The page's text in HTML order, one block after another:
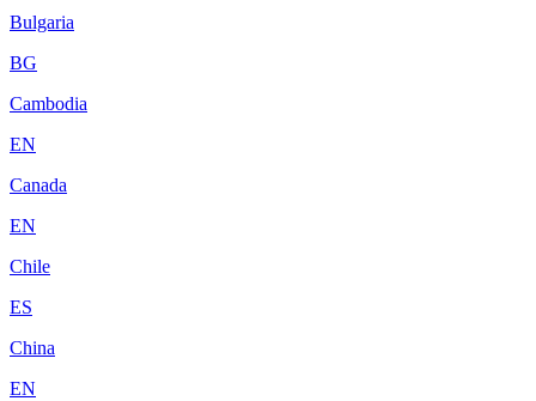
Bulgaria
BG
Cambodia
EN
Canada
EN
Chile
ES
China
EN